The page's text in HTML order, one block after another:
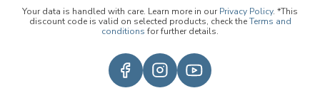
Your data is handled with care. Learn more in our Privacy Policy. *This
discount code is valid on selected products, check theTerms and
conditions for further details.